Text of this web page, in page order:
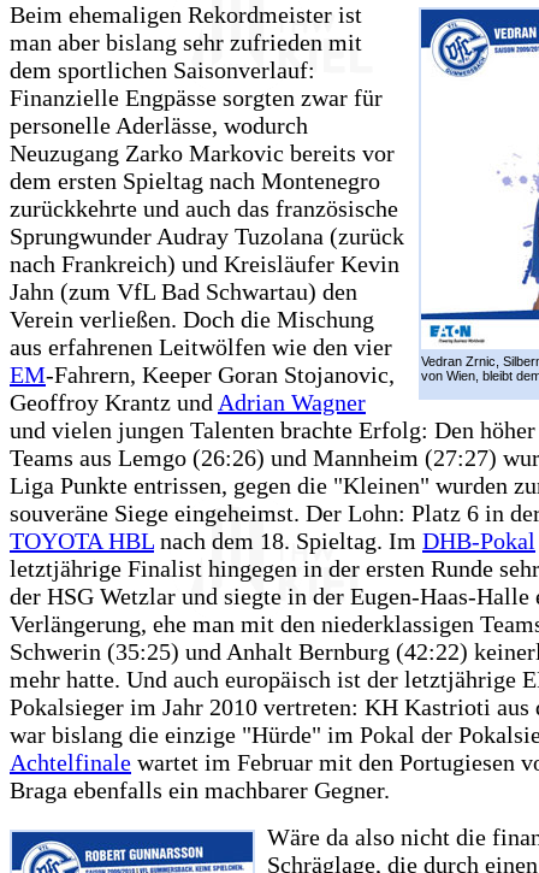
Vedran Zrnic,
von Wien, bleibt
Beim ehemaligen Rekordmeister ist
man aber bislang sehr zufrieden mit
dem sportlichen Saisonverlauf:
Finanzielle Engpässe sorgten zwar für
personelle Aderlässe, wodurch
Neuzugang Zarko Markovic bereits vor
dem ersten Spieltag nach Montenegro
zurückkehrte und auch das französische
Sprungwunder Audray Tuzolana (zurück
nach Frankreich) und Kreisläufer Kevin
Jahn (zum VfL Bad Schwartau) den
Verein verließen. Doch die Mischung
aus erfahrenen Leitwölfen wie den vier
EM-Fahrern, Keeper Goran Stojanovic,
Geoffroy Krantz und Adrian Wagner
und vielen jungen Talenten brachte Erfolg: Den
Teams aus Lemgo (26:26) und Mannheim (27:27)
Liga Punkte entrissen, gegen die "Kleinen" wurden
souveräne Siege eingeheimst. Der Lohn: Platz 6 in
TOYOTA HBL nach dem 18. Spieltag. Im DHB-Pokal
letztjährige Finalist hingegen in der ersten Runde
der HSG Wetzlar und siegte in der Eugen-Haas-Halle
Verlängerung, ehe man mit den niederklassigen
Schwerin (35:25) und Anhalt Bernburg (42:22)
mehr hatte. Und auch europäisch ist der letztjährige
Pokalsieger im Jahr 2010 vertreten: KH Kastrioti aus
war bislang die einzige "Hürde" im Pokal der
Achtelfinale wartet im Februar mit den Portugiesen
Braga ebenfalls ein machbarer Gegner.
Wäre da also nicht die
Schräglage, die durch